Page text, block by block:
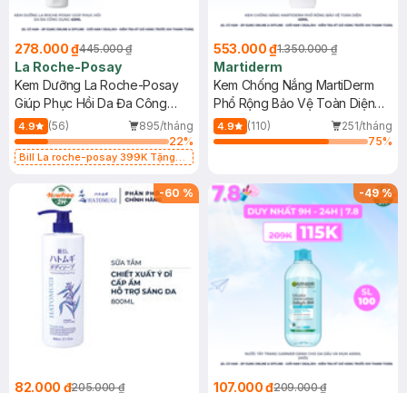
278.000 ₫445.000 ₫
La Roche-Posay
Kem Dưỡng La Roche-Posay
Giúp Phục Hồi Da Đa Công
Dụng 40ml
4.9 (56)
895/tháng
22%
Bill La roche-posay 399K Tặng
(SL có hạn)
553.000 ₫1.350.000 ₫
Martiderm
Kem Chống Nắng MartiDerm
Phổ Rộng Bảo Vệ Toàn Diện
40ml
4.9 (110)
251/tháng
75%
-60 %
82.000 ₫205.000 ₫
-49%
107.000 ₫209.000 ₫